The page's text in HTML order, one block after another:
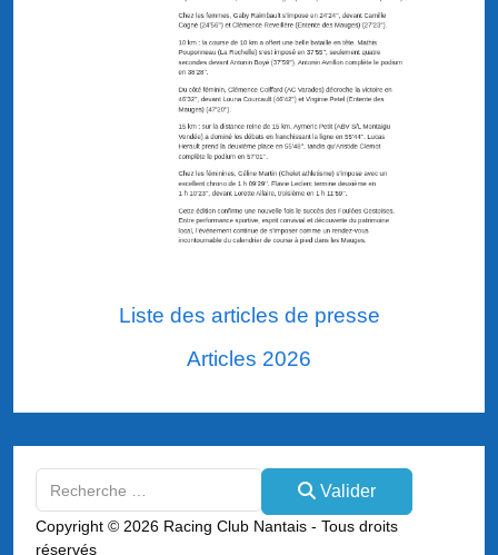
Liste des articles de presse
Articles 2026
Type 2 or more characters for results.
Valider
Copyright © 2026 Racing Club Nantais - Tous droits
réservés